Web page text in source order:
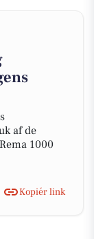
af de
1000
Kopiér link